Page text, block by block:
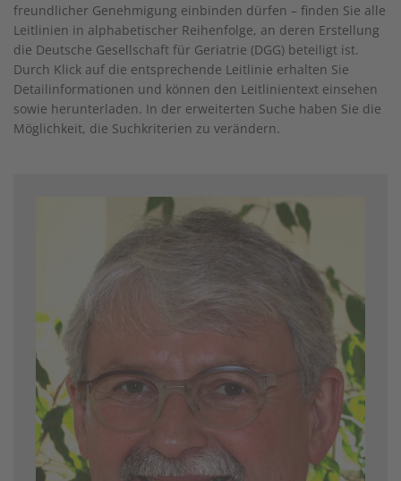
freundlicher Genehmigung einbinden dürfen – finden Sie alle
Leitlinien in alphabetischer Reihenfolge, an deren Erstellung
die Deutsche Gesellschaft für Geriatrie (DGG) beteiligt ist.
Durch Klick auf die entsprechende Leitlinie erhalten Sie
Detailinformationen und können den Leitlinientext einsehen
sowie herunterladen. In der erweiterten Suche haben Sie die
Möglichkeit, die Suchkriterien zu verändern.